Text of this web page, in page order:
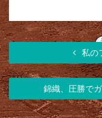
私の
錦織、圧勝で